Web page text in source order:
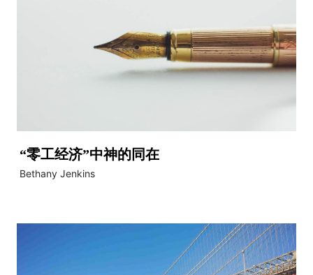
“零工经济”中神的同在
Bethany Jenkins